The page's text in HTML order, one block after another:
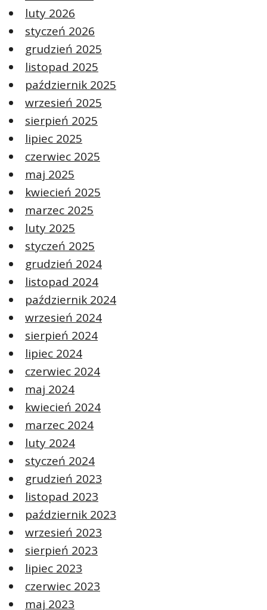
luty 2026
styczeń 2026
grudzień 2025
listopad 2025
październik 2025
wrzesień 2025
sierpień 2025
lipiec 2025
czerwiec 2025
maj 2025
kwiecień 2025
marzec 2025
luty 2025
styczeń 2025
grudzień 2024
listopad 2024
październik 2024
wrzesień 2024
sierpień 2024
lipiec 2024
czerwiec 2024
maj 2024
kwiecień 2024
marzec 2024
luty 2024
styczeń 2024
grudzień 2023
listopad 2023
październik 2023
wrzesień 2023
sierpień 2023
lipiec 2023
czerwiec 2023
maj 2023